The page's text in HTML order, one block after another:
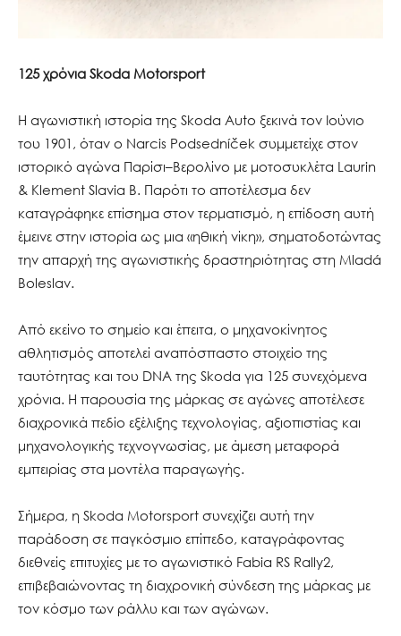
125 χρόνια Skoda Motorsport
Η αγωνιστική ιστορία της Skoda Auto ξεκινά τον Ιούνιο
του 1901, όταν ο Narcis Podsedníček συμμετείχε στον
ιστορικό αγώνα Παρίσι–Βερολίνο με μοτοσυκλέτα Laurin
& Klement Slavia B. Παρότι το αποτέλεσμα δεν
καταγράφηκε επίσημα στον τερματισμό, η επίδοση αυτή
έμεινε στην ιστορία ως μια «ηθική νίκη», σηματοδοτώντας
την απαρχή της αγωνιστικής δραστηριότητας στη Mladá
Boleslav.
Από εκείνο το σημείο και έπειτα, ο μηχανοκίνητος
αθλητισμός αποτελεί αναπόσπαστο στοιχείο της
ταυτότητας και του DNA της Skoda για 125 συνεχόμενα
χρόνια. Η παρουσία της μάρκας σε αγώνες αποτέλεσε
διαχρονικά πεδίο εξέλιξης τεχνολογίας, αξιοπιστίας και
μηχανολογικής τεχνογνωσίας, με άμεση μεταφορά
εμπειρίας στα μοντέλα παραγωγής.
Σήμερα, η Skoda Motorsport συνεχίζει αυτή την
παράδοση σε παγκόσμιο επίπεδο, καταγράφοντας
διεθνείς επιτυχίες με το αγωνιστικό Fabia RS Rally2,
επιβεβαιώνοντας τη διαχρονική σύνδεση της μάρκας με
τον κόσμο των ράλλυ και των αγώνων.